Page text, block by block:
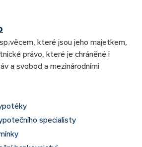
které jsou jeho majetkem,
právo, které je chráněné i
a svobod a mezinárodními
specialisty